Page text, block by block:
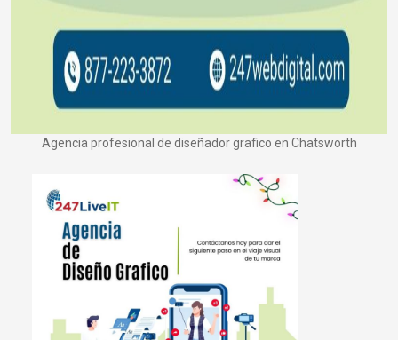
Agencia profesional de diseñador grafico en Chatsworth